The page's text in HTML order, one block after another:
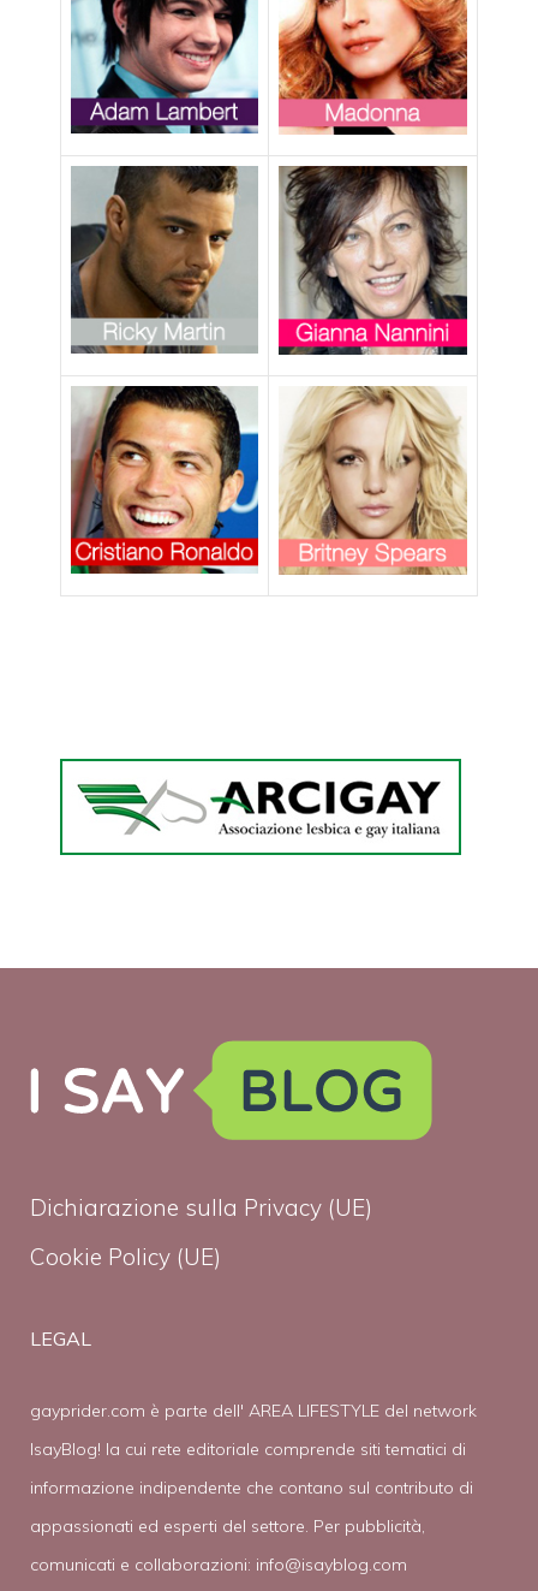
Dichiarazione sulla Privacy (UE)
Cookie Policy (UE)
LEGAL
gayprider.com è parte dell' AREA LIFESTYLE del network
IsayBlog! la cui rete editoriale comprende siti tematici di
informazione indipendente che contano sul contributo di
appassionati ed esperti del settore. Per pubblicità,
comunicati e collaborazioni: info@isayblog.com